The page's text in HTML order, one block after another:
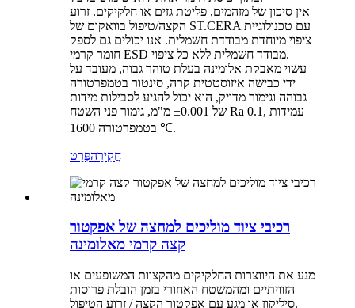
אין סיכון של מזהמים, פליטת גזים או חלקיקים. זרוע
הקצה/טיפול בוואקום של ST.CERA עם טכנולוגיית
ציפוי מיוחדת מבודדת חשמלית. אנו יכולים גם לספק
חומר קרמי ESD מבודד חשמלית ללא כל ציפוי.
עשוי מאבקת אלומינה בעלת טוהר גבוה, מעובד על
ידי כבישה איזוסטטית קרה, סינטור בטמפרטורה
גבוהה וגימור מדויק, הוא יכול להגיע לסבילות מידות
של ±0.001 מ"מ, גימור פני השטח Ra 0.1, עמידות
בטמפרטורה 1600 ℃.
חֲקִירָהפְּרָט
רכיבי ציוד מוליכים למחצה של אפקטור
קצה קרמי מאלומינה
מנע את היווצרות החלקיקים מהקצוות המשופעים או
הזוויתיים ומהמשטח האחורי בזמן הובלת פרוסות
סיליקון או מגע עם אפקטור הקצה / זרוע הטיפול.